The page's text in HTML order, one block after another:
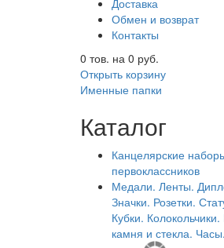
Доставка
Обмен и возврат
Контакты
0 тов. на 0 руб.
Открыть корзину
Именные папки
Каталог
Канцелярские
первоклассников
Медали. Ленты.
Значки. Розетки.
Кубки.
камня и стекла. Часы.